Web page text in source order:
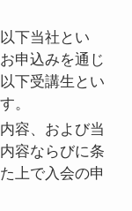
下当社とい
申込みを通じ
下受講生とい
。
容、および当
容ならびに条
上で入会の申